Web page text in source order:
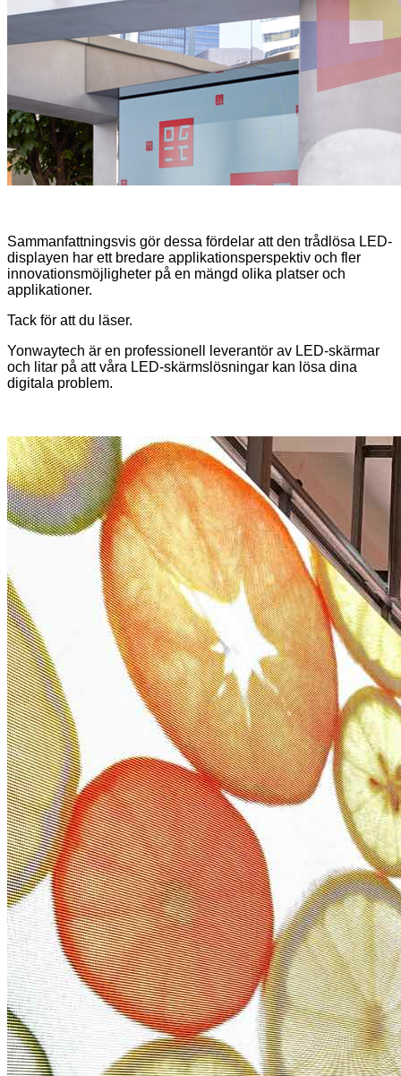
Sammanfattningsvis gör dessa fördelar att den trådlösa LED-
displayen har ett bredare applikationsperspektiv och fler
innovationsmöjligheter på en mängd olika platser och
applikationer.
Tack för att du läser.
Yonwaytech är en professionell leverantör av LED-skärmar
och litar på att våra LED-skärmslösningar kan lösa dina
digitala problem.